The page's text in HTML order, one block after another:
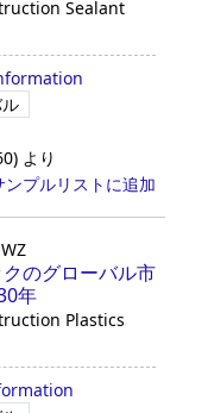
Sealant
) より
ンプルリストに追加
のグローバル市
年
Plastics